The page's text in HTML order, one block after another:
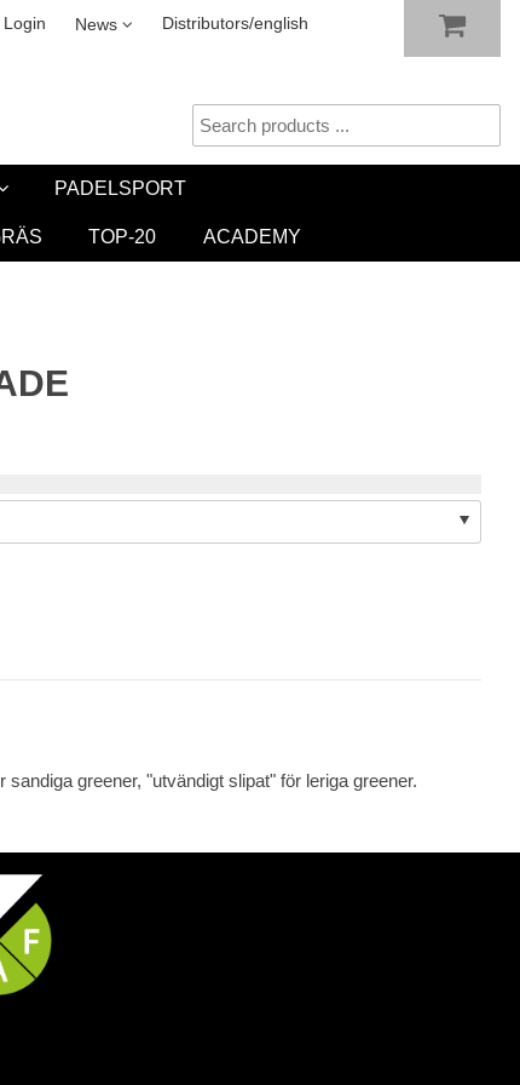
Login News Distributors/english
PADELSPORT
TOP-20 ACADEMY
greener, "utvändigt slipat" för leriga greener.